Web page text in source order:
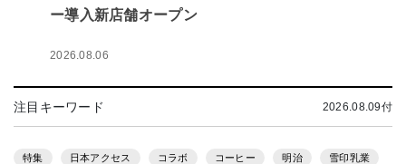
ー導入新店舗オープン
2026.08.06
注目キーワード 2026.08.09付
特集 日本アクセス コラボ コーヒー 明治 雪印乳業